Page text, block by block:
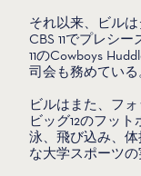
それ以来、ビル
CBS 11でプレシ
11のCowboys
司会も務めている
ビルはまた、フォ
ビッグ12のフッ
泳、飛び込み、
な大学スポーツの